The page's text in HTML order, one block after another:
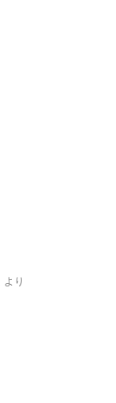
より